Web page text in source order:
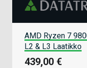
AMD Ryzen 7
L2 & L3 Laatikko
439,00 €